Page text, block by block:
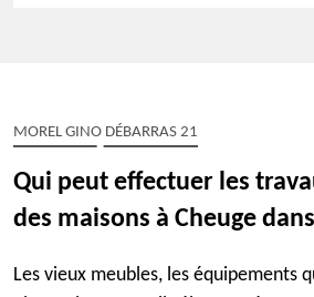
MOREL GINO DÉBARRAS 21
Qui peut effectuer les
des maisons à Cheuge
Les vieux meubles, les équipements